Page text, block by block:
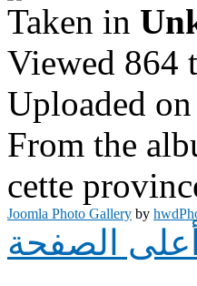
Taken in
Viewed 864
Uploaded
From the
cette
Joomla Photo Gallery by
أعلى الصفحة